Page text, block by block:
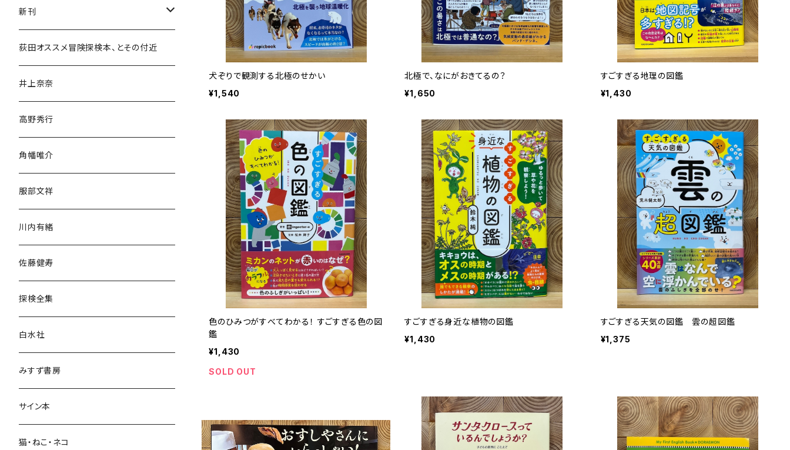
犬ぞりで観測する北極のせかい
¥1,540
北極で、なにがおきてるの？
¥1,650
すごすぎる地理の図鑑
¥1,430
色のひみつがすべてわかる！ すごすぎる色の図
鑑
¥1,430
SOLD OUT
すごすぎる身近な植物の図鑑
¥1,430
すごすぎる天気の図鑑 雲の超図鑑
¥1,375
新刊
和書
文学・小説・物語
随筆・ノンフィクション・その他
民族・風習
言語・ことば
荻田オススメ冒険探検本、とその付近
井上奈奈
高野秀行
角幡唯介
服部文祥
川内有緒
佐藤健寿
探検全集
白水社
みすず書房
サイン本
猫・ねこ・ネコ